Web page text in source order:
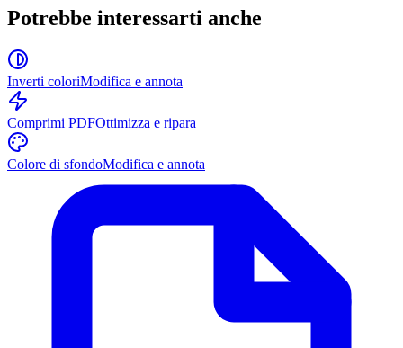
Potrebbe interessarti anche
Inverti coloriModifica e annota
Comprimi PDFOttimizza e ripara
Colore di sfondoModifica e annota